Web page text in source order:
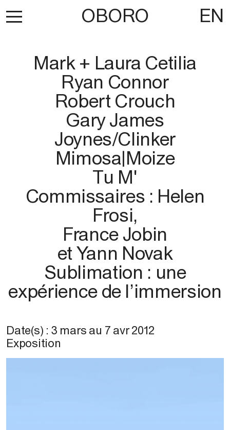
OBORO EN
Mark + Laura Cetilia
Ryan Connor
Robert Crouch
Gary James
Joynes/Clinker
Mimosa|Moize
Tu M'
Commissaires : Helen
Frosi,
France Jobin
et Yann Novak
Sublimation : une
expérience de l’immersion
Date(s) : 3 mars au 7 avr 2012
Exposition